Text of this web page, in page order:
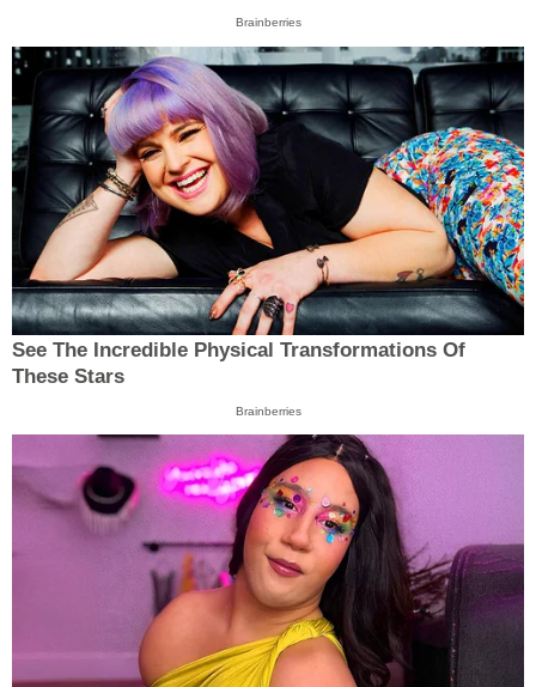
Brainberries
See The Incredible Physical Transformations Of
These Stars
Brainberries